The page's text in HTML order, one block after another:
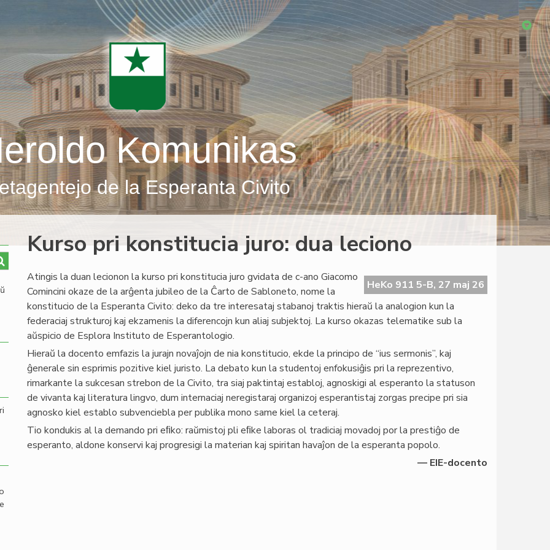
Komunikas
de la Esperanta Civito
Kurso pri konstitucia juro: dua leciono
HeKo 911 5-B, 27 maj 26
Atingis la duan lecionon la kurso pri konstitucia juro gvidata de c-ano Giacomo
Comincini okaze de la arĝenta jubileo de la Ĉarto de Sabloneto, nome la
konstitucio de la Esperanta Civito: deko da tre interesataj stabanoj traktis hieraŭ la analogion kun la
federaciaj strukturoj kaj ekzamenis la diferencojn kun aliaj subjektoj. La kurso okazas telematike sub la
aŭspicio de Esplora Instituto de Esperantologio.
Hieraŭ la docento emfazis la jurajn novaĵojn de nia konstitucio, ekde la principo de “ius sermonis”, kaj
ĝenerale sin esprimis pozitive kiel juristo. La debato kun la studentoj enfokusiĝis pri la reprezentivo,
rimarkante la sukcesan strebon de la Civito, tra siaj paktintaj establoj, agnoskigi al esperanto la statuson
de vivanta kaj literatura lingvo, dum internaciaj neregistaraj organizoj esperantistaj zorgas precipe pri sia
agnosko kiel establo subvenciebla per publika mono same kiel la ceteraj.
Tio kondukis al la demando pri eﬁko: raŭmistoj pli eﬁke laboras ol tradiciaj movadoj por la prestiĝo de
esperanto, aldone konservi kaj progresigi la materian kaj spiritan havaĵon de la esperanta popolo.
— EIE-docento